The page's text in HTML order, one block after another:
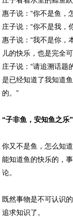
惠子说：“你不是鱼，
庄子说：“你不是我，
惠子说：“我不是你，
儿的快乐，也是完全
庄子说：“请追溯话题
是已经知道了我知道
的。”
“子非鱼，安知鱼之乐
你又不是鱼，怎么知
能知道鱼的快乐的，
论。
既然事物是不可认识
追求知识了。